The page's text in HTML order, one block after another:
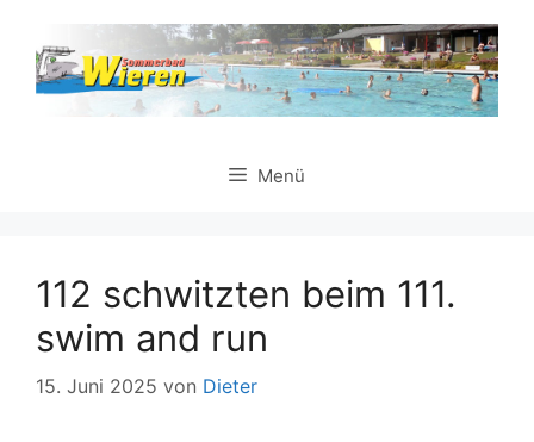
Inhalt
springen
Menü
112 schwitzten beim 111.
swim and run
15. Juni 2025 von Dieter